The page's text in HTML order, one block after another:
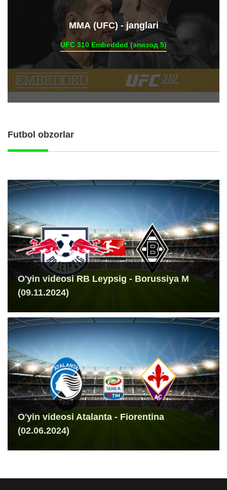
ММА (UFC) - janglari
UFC 310 Embedded (эпизод 5)
Futbol obzorlar
O'yin videosi RB Leypsig - Borussiya M
(09.11.2024)
O'yin videosi Atalanta - Fiorentina
(02.06.2024)